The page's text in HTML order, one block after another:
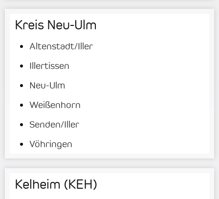
Kreis Neu-Ulm
Altenstadt/Iller
Illertissen
Neu-Ulm
Weißenhorn
Senden/Iller
Vöhringen
Kelheim (KEH)